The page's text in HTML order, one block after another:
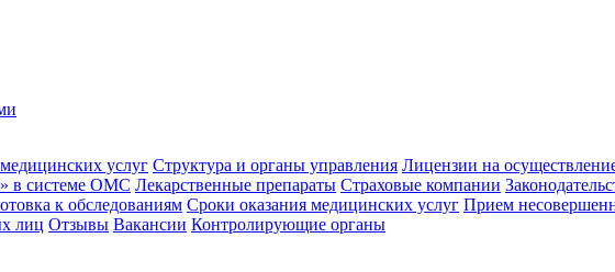
услуг Структура и органы управления Лицензии на
в системе ОМС Лекарственные препараты Страховые компании
к обследованиям Сроки оказания медицинских услуг Прием
лиц Отзывы Вакансии Контролирующие органы